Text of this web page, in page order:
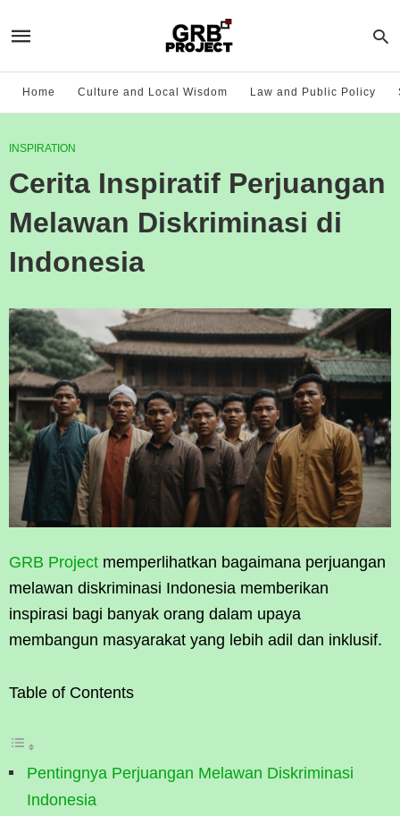
Home Culture and Local Wisdom Law and Public Policy
INSPIRATION
Cerita Inspiratif Perjuangan
Melawan Diskriminasi di
Indonesia
GRB Project memperlihatkan bagaimana perjuangan
melawan diskriminasi Indonesia memberikan
inspirasi bagi banyak orang dalam upaya
membangun masyarakat yang lebih adil dan inklusif.
Table of Contents
Pentingnya Perjuangan Melawan Diskriminasi
Indonesia